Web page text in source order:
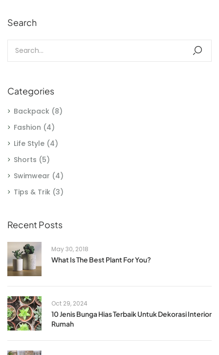
Search
Categories
Backpack (8)
Fashion (4)
Life Style (4)
Shorts (5)
Swimwear (4)
Tips & Trik (3)
Recent Posts
May 30, 2018
What Is The Best Plant For You?
Oct 29, 2024
10 Jenis Bunga Hias Terbaik Untuk Dekorasi Interior
Rumah